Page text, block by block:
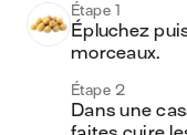
Étape 1
Épluchez
morceaux.
Étape 2
Dans une